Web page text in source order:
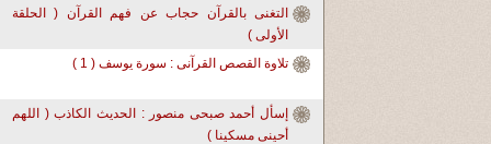
التغنى بالقرآن حجاب عن فهم القرآن ( الحلقة
الأولى )
تلاوة القصص القرآنى : سورة يوسف ( 1 )
إسأل أحمد صبحى منصور : الحديث الكاذب ( اللهم
أحينى مسكينا )